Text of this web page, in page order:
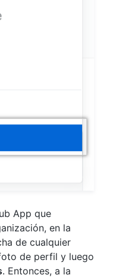
App que
en la
de cualquier
de perfil y luego
. Entonces, a la